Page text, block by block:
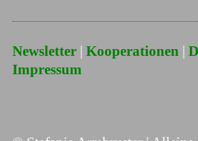
Newsletter| Kooperationen|
Impressum